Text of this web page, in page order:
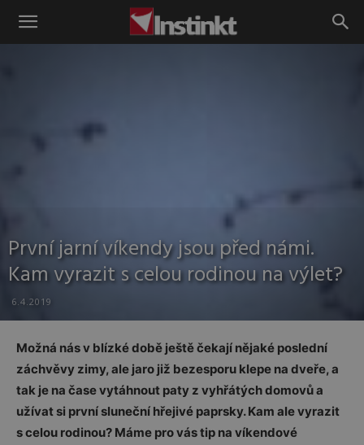
Instinkt
První jarní víkendy jsou před námi.
Kam vyrazit s celou rodinou na výlet?
6.4.2019
Možná nás v blízké době ještě čekají nějaké poslední
záchvěvy zimy, ale jaro již bezesporu klepe na dveře, a
tak je na čase vytáhnout paty z vyhřátých domovů a
užívat si první sluneční hřejivé paprsky. Kam ale vyrazit
s celou rodinou? Máme pro vás tip na víkendové